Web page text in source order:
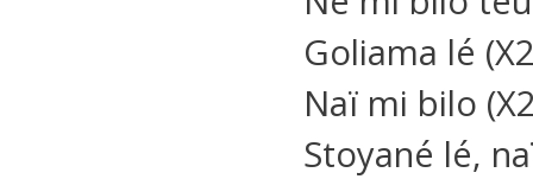
Goliama lé
Naï mi bilo
Stoyané lé,